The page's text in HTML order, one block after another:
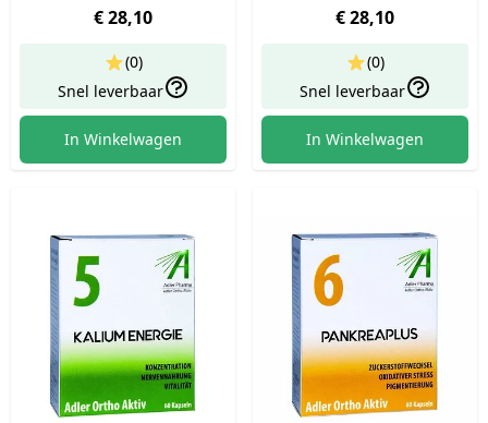
€ 28,10
Snel leverbaar
(0)
In Winkelwagen
€ 28,10
Snel leverbaar
(0)
In Winkelwagen